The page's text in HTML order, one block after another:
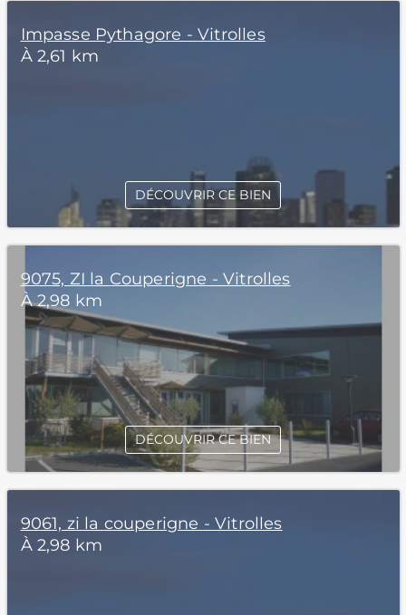
Impasse Pythagore - Vitrolles
À 2,61 km
DÉCOUVRIR CE BIEN
9075, ZI la Couperigne - Vitrolles
À 2,98 km
DÉCOUVRIR CE BIEN
9061, zi la couperigne - Vitrolles
À 2,98 km